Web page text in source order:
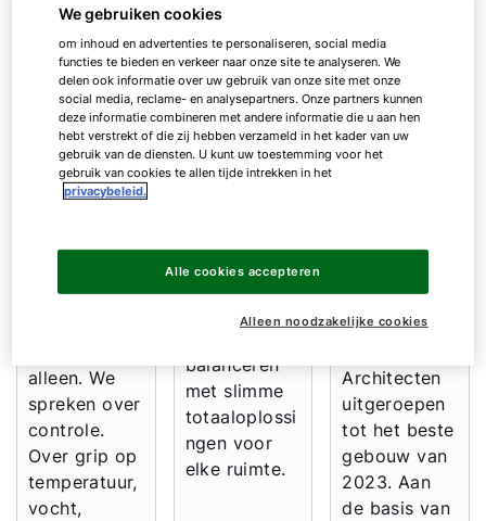
Controlled
environments
zijn de sleutel tot
voedselzekerhei
d en efficiëntie
Wie vandaag
actief is in
luchtbehand
klimaatbehee
dat we veel
alleen. We
spreken over
controle.
Over grip op
temperatuur,
vocht,
Ventilatie op
maat voor elke
hotelruimte
Hotelgasten
hebben hoge
verwachting
en: ontdek
energiekoste
balanceren
met slimme
totaaloplossi
ngen voor
elke ruimte.
Duurzame
klimaattechniek
en voor het
'beste gebouw
van 2023'
Het
x Jonas is
Branchevere
niging
Architecten
uitgeroepen
tot het beste
gebouw van
2023. Aan
de basis van
We gebruiken cookies
om inhoud en advertenties te personaliseren, social media
functies te bieden en verkeer naar onze site te analyseren. We
delen ook informatie over uw gebruik van onze site met onze
social media, reclame- en analysepartners. Onze partners kunnen
deze informatie combineren met andere informatie die u aan hen
hebt verstrekt of die zij hebben verzameld in het kader van uw
gebruik van de diensten. U kunt uw toestemming voor het
gebruik van cookies te allen tijde intrekken in het
privacybeleid.
Alleen noodzakelijke cookies
Alle cookies accepteren